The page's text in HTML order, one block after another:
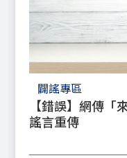
闢謠專區
【錯誤】網傳「
謠言重傳